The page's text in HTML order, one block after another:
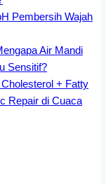
Pembersih Wajah
Air Mandi
Sensitif?
+ Fatty
Repair di Cuaca